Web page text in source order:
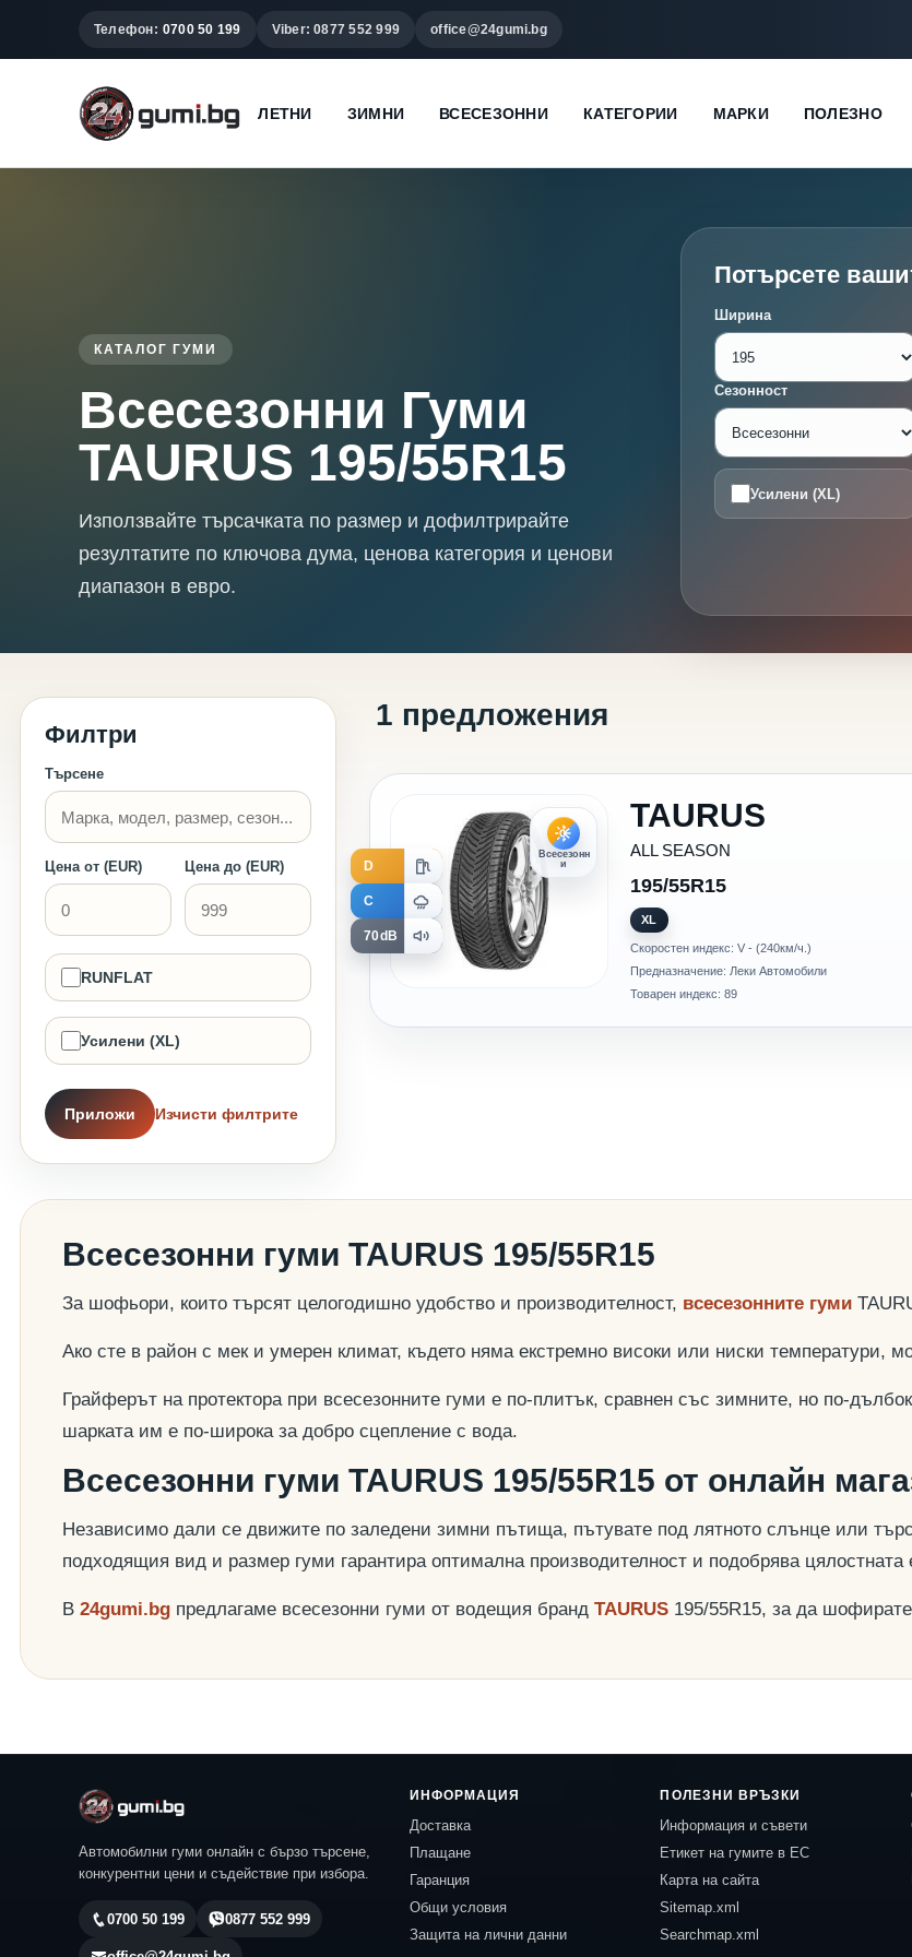
Телефон: 0700 50 199 Viber: 0877 552 999 office@24gumi.bg
ЛЕТНИ ЗИМНИ ВСЕСЕЗОННИ КАТЕГОРИИ МАРКИ ПОЛЕЗНО
КАТАЛОГ ГУМИ
Всесезонни Гуми
TAURUS 195/55R15
Използвайте търсачката по размер и дофилтрирайте
резултатите по ключова дума, ценова категория и ценови
диапазон в евро.
Потърсете
Ширина
Сезонност
Усилени (XL)
Филтри
Търсене
Цена от (EUR) Цена до (EUR)
RUNFLAT
Усилени (XL)
Приложи Изчисти филтрите
1 предложения
Всесезонн
и
TAURUS
ALL SEASON
195/55R15
D
C
70dB
XL
Скоростен индекс: V - (240км/ч.)
Предназначение: Леки Автомобили
Товарен индекс: 89
Всесезонни гуми TAURUS 195/55R15
За шофьори, които търсят целогодишно удобство и производителност, всесезонните гуми
Ако сте в район с мек и умерен климат, където няма екстремно високи или ниски температури,
Грайферът на протектора при всесезонните гуми е по-плитък, сравнен със зимните, но по-
шарката им е по-широка за добро сцепление с вода.
Всесезонни гуми TAURUS 195/55R15 от онлайн
Независимо дали се движите по заледени зимни пътища, пътувате под лятното слънце или
подходящия вид и размер гуми гарантира оптимална производителност и подобрява
В 24gumi.bg предлагаме всесезонни гуми от водещия бранд TAURUS 195/55R15, за да
Автомобилни гуми онлайн с бързо търсене,
конкурентни цени и съдействие при избора.
0700 50 199 0877 552 999
ИНФОРМАЦИЯ
Доставка
Плащане
Гаранция
Общи условия
Защита на лични данни
ПОЛЕЗНИ ВРЪЗКИ
Информация и съвети
Етикет на гумите в ЕС
Карта на сайта
Sitemap.xml
Searchmap.xml